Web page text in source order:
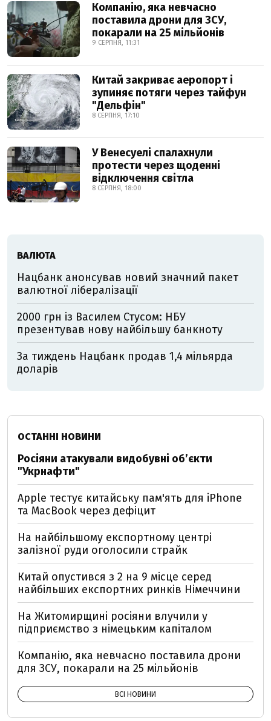
Компанію, яка невчасно
поставила дрони для ЗСУ,
покарали на 25 мільйонів
9 СЕРПНЯ, 11:31
Китай закриває аеропорт і
зупиняє потяги через тайфун
"Дельфін"
8 СЕРПНЯ, 17:10
У Венесуелі спалахнули
протести через щоденні
відключення світла
8 СЕРПНЯ, 18:00
ВАЛЮТА
Нацбанк анонсував новий значний пакет
валютної лібералізації
2000 грн із Василем Стусом: НБУ
презентував нову найбільшу банкноту
За тиждень Нацбанк продав 1,4 мільярда
доларів
ОСТАННІ НОВИНИ
Росіяни атакували видобувні обʼєкти
"Укрнафти"
Apple тестує китайську пам'ять для iPhone
та MacBook через дефіцит
На найбільшому експортному центрі
залізної руди оголосили страйк
Китай опустився з 2 на 9 місце серед
найбільших експортних ринків Німеччини
На Житомирщині росіяни влучили у
підприємство з німецьким капіталом
Компанію, яка невчасно поставила дрони
для ЗСУ, покарали на 25 мільйонів
ВСІ НОВИНИ